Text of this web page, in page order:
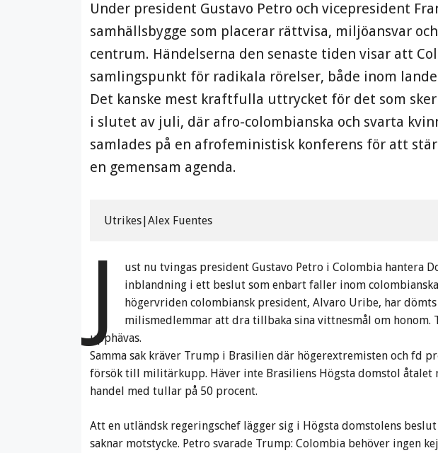
Under president Gustavo Petro och vicepresident
samhällsbygge som placerar rättvisa, miljöansvar
centrum. Händelserna den senaste tiden visar att
samlingspunkt för radikala rörelser, både inom
Det kanske mest kraftfulla uttrycket för det som
i slutet av juli, där afro-colombianska och svarta
samlades på en afrofeministisk konferens för att
en gemensam agenda.
Utrikes|Alex Fuentes
J
ust nu tvingas president Gustavo Petro i Colombia hantera
inblandning i ett beslut som enbart faller inom
högervriden colombiansk president, Alvaro Uribe, har
milismedlemmar att dra tillbaka sina vittnesmål om honom.
upphävas.
Samma sak kräver Trump i Brasilien där högerextremisten och fd
försök till militärkupp. Häver inte Brasiliens Högsta domstol åtalet
handel med tullar på 50 procent.
Att en utländsk regeringschef lägger sig i Högsta domstolens
saknar motstycke. Petro svarade Trump: Colombia behöver ingen